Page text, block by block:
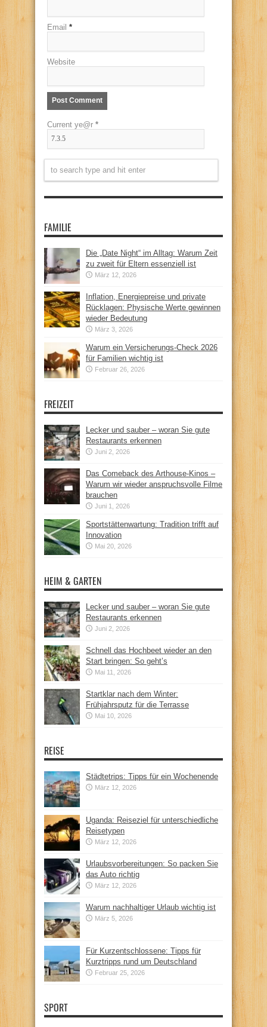
Email *
Website
Current ye@r *
FAMILIE
Die „Date Night“ im Alltag: Warum Zeit
zu zweit für Eltern essenziell ist
März 12, 2026
Inflation, Energiepreise und private
Rücklagen: Physische Werte gewinnen
wieder Bedeutung
März 3, 2026
Warum ein Versicherungs-Check 2026
für Familien wichtig ist
Februar 26, 2026
FREIZEIT
Lecker und sauber – woran Sie gute
Restaurants erkennen
Juni 2, 2026
Das Comeback des Arthouse-Kinos –
Warum wir wieder anspruchsvolle Filme
brauchen
Juni 1, 2026
Sportstättenwartung: Tradition trifft auf
Innovation
Mai 20, 2026
HEIM & GARTEN
Lecker und sauber – woran Sie gute
Restaurants erkennen
Juni 2, 2026
Schnell das Hochbeet wieder an den
Start bringen: So geht’s
Mai 11, 2026
Startklar nach dem Winter:
Frühjahrsputz für die Terrasse
Mai 10, 2026
REISE
Städtetrips: Tipps für ein Wochenende
März 12, 2026
Uganda: Reiseziel für unterschiedliche
Reisetypen
März 12, 2026
Urlaubsvorbereitungen: So packen Sie
das Auto richtig
März 12, 2026
Warum nachhaltiger Urlaub wichtig ist
März 5, 2026
Für Kurzentschlossene: Tipps für
Kurztripps rund um Deutschland
Februar 25, 2026
SPORT